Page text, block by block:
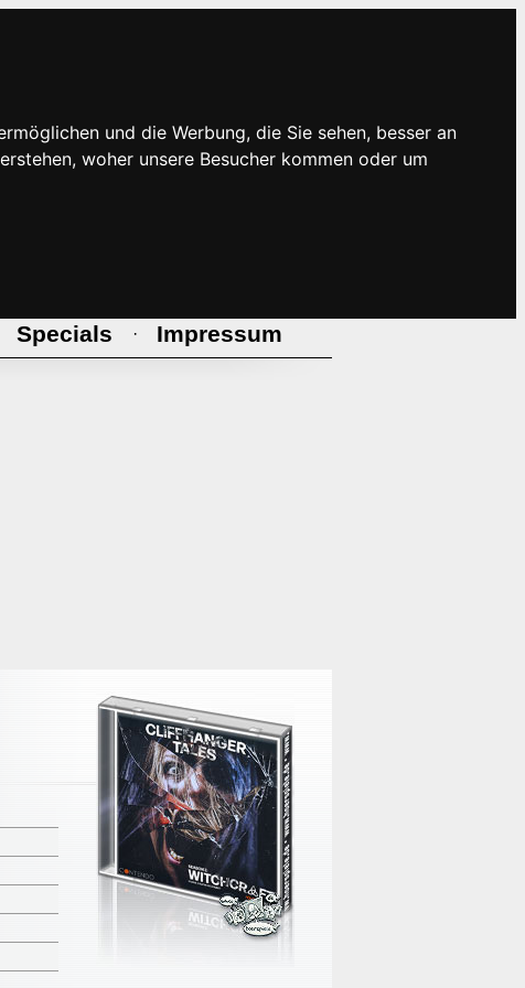
und die Werbung, die Sie sehen, besser an
woher unsere Besucher kommen oder um
Specials · Impressum